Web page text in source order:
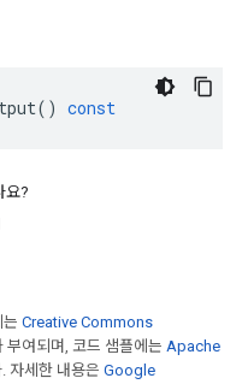
() const
요?
Creative Commons
부여되며, 코드 샘플에는 Apache
자세한 내용은 Google